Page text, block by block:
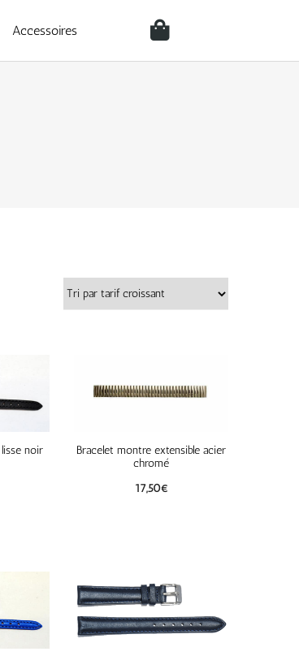
Accessoires
noir
Bracelet montre extensible acier
chromé
17,50€